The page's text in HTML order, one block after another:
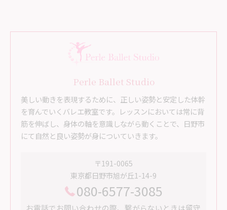
Perle Ballet Studio
美しい動きを表現するために、正しい姿勢と安定した体幹
を育んでいくバレエ教室です。レッスンにおいては常に背
筋を伸ばし、身体の軸を意識しながら動くことで、日野市
にて自然と良い姿勢が身についていきます。
〒191-0065
東京都日野市旭が丘1-14-9
080-6577-3085
お電話でお問い合わせの際、繋がらないときは留守